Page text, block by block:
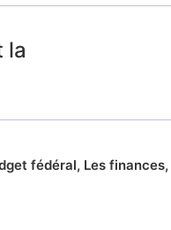
la
fédéral, Les finances,